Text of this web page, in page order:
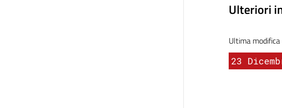
Ulteriori
Ultima modifica
23